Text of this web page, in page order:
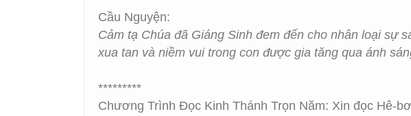
Cầu Nguyện:
Cảm tạ Chúa đã Giáng Sinh đem đến cho nhân loại sự
xua tan và niềm vui trong con được gia tăng qua ánh
*********
Chương Trình Đọc Kinh Thánh Trọn Năm: Xin đọc Hê-